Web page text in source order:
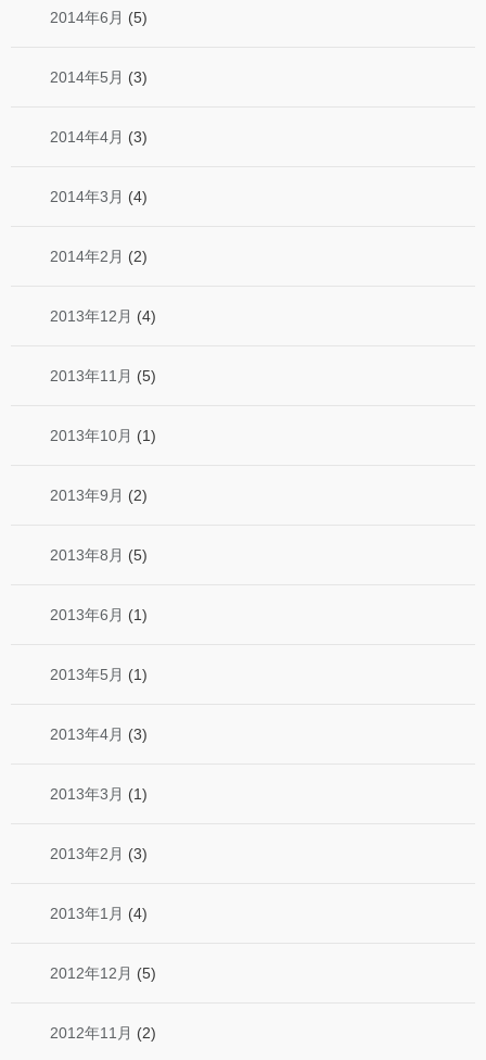
2014年6月 (5)
2014年5月 (3)
2014年4月 (3)
2014年3月 (4)
2014年2月 (2)
2013年12月 (4)
2013年11月 (5)
2013年10月 (1)
2013年9月 (2)
2013年8月 (5)
2013年6月 (1)
2013年5月 (1)
2013年4月 (3)
2013年3月 (1)
2013年2月 (3)
2013年1月 (4)
2012年12月 (5)
2012年11月 (2)